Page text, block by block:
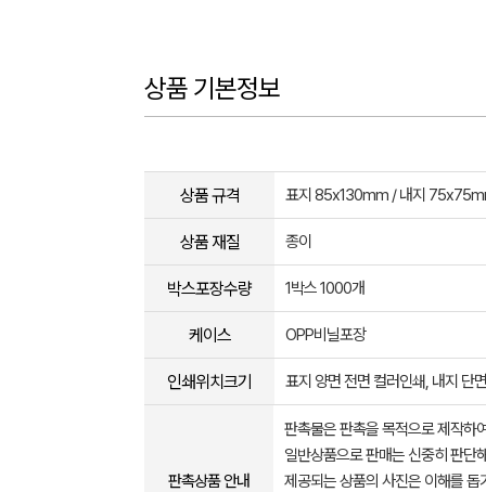
상품 기본정보
상품 규격 표지 85x130mm / 내지
상품 재질 종이
박스포장수량 1박스 1000개
케이스 OPP비닐포장
인쇄위치크기 표지 양면 전면 컬러인쇄, 내지 단
판촉상품 안내
판촉물은 판촉을 목적으로 제작하
일반상품으로 판매는 신중히 판단
제공되는 상품의 사진은 이해를